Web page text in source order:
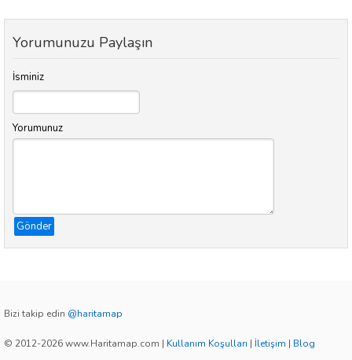
Yorumunuzu Paylaşın
İsminiz
Yorumunuz
Gönder
Bizi takip edin @haritamap
© 2012-2026 www.Haritamap.com | Kullanım Koşulları | İletişim | Blog